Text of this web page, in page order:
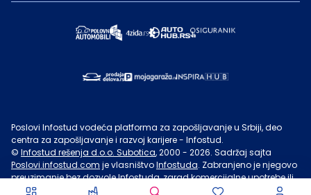
Poslovi Infostud vodeća platforma za zapošljavanje u Srbiji, deo
centra za zapošljavanje i razvoj karijere - Infostud.
© Infostud rešenja d.o.o. Subotica, 2000 - 2026. Sadržaj sajta
Poslovi.infostud.com je vlasništvoInfostuda. Zabranjeno je njegovo
preuzimanje bez dozvoleInfostuda, zarad komercijalne upotrebe ili
u druge svrhe, osim za lične potrebe posetilaca sajta.